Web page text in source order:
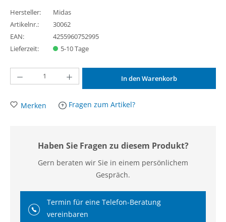
Hersteller:
Midas
Artikelnr.:
30062
EAN:
4255960752995
Lieferzeit:
5-10 Tage
Produkt Anzahl: Gib den gewünschten Wert ein oder benutze die Schaltflächen
In den Warenkorb
Merken Fragen zum Artikel?
Haben Sie Fragen zu diesem Produkt?
Gern beraten wir Sie in einem persönlichem
Gespräch.
Termin für eine Telefon-Beratung
vereinbaren